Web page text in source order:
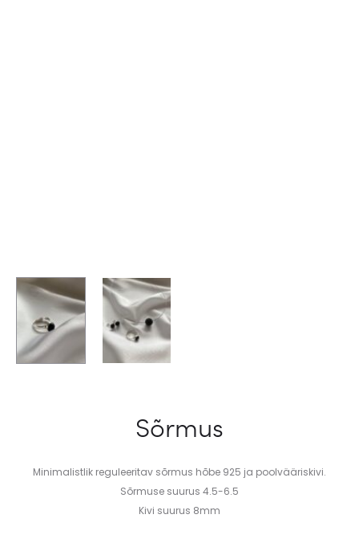
Sõrmus
Minimalistlik reguleeritav sõrmus hõbe 925 ja poolvääriskivi.
Sõrmuse suurus 4.5-6.5
Kivi suurus 8mm